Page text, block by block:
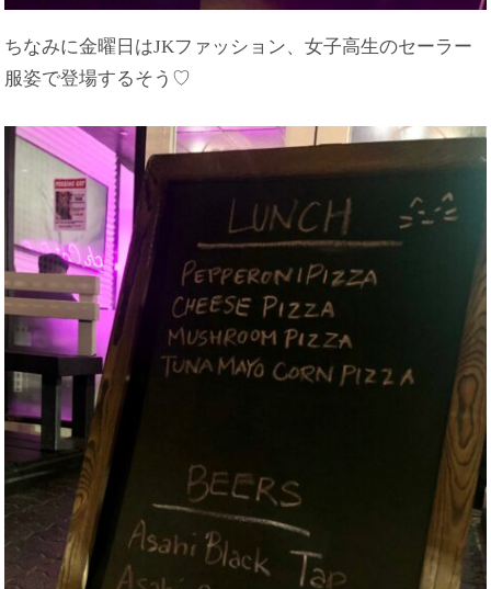
ちなみに金曜日はJKファッション、女子高生のセーラー
服姿で登場するそう♡